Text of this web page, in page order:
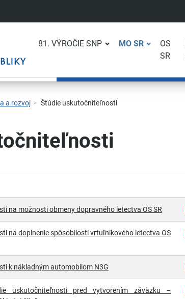
81. VÝROČIE SNP MO SR
OS
SR
a rozvoj Štúdie uskutočniteľnosti
na možnosti obmeny dopravného letectva OS SR
na doplnenie spôsobilostí vrtuľníkového letectva OS
k nákladným automobilom N3G
uskutočniteľnosti pred vytvorením záväzku –